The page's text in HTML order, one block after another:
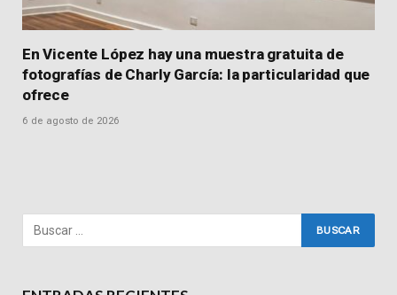
En Vicente López hay una muestra gratuita de
fotografías de Charly García: la particularidad que
ofrece
6 de agosto de 2026